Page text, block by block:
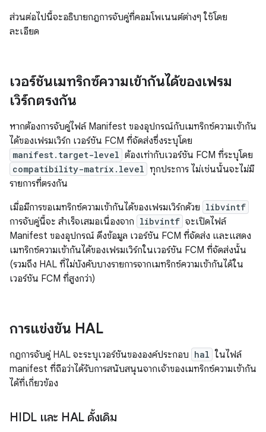
ส่วนต่อไปนี้จะอธิบายกฎการจับคู่ที่คอมโพเนนต์ต่างๆ ใช้โดย
ละเอียด
เวอร์ชันเมทริกซ์ความเข้ากันได้ของเฟรม
เวิร์กตรงกัน
หากต้องการจับคู่ไฟล์ Manifest ของอุปกรณ์กับเมทริกซ์ความเข้ากัน
ได้ของเฟรมเวิร์ก เวอร์ชัน FCM ที่จัดส่งซึ่งระบุโดย
manifest.target-level ต้องเท่ากับเวอร์ชัน FCM ที่ระบุโดย
compatibility-matrix.level ทุกประการ ไม่เช่นนั้นจะไม่มี
รายการที่ตรงกัน
เมื่อมีการขอเมทริกซ์ความเข้ากันได้ของเฟรมเวิร์กด้วย libvintf
การจับคู่นี้จะ สำเร็จเสมอเนื่องจาก libvintf จะเปิดไฟล์
Manifest ของอุปกรณ์ ดึงข้อมูล เวอร์ชัน FCM ที่จัดส่ง และแสดง
เมทริกซ์ความเข้ากันได้ของเฟรมเวิร์กในเวอร์ชัน FCM ที่จัดส่งนั้น
(รวมถึง HAL ที่ไม่บังคับบางรายการจากเมทริกซ์ความเข้ากันได้ใน
เวอร์ชัน FCM ที่สูงกว่า)
การแข่งขัน HAL
กฎการจับคู่ HAL จะระบุเวอร์ชันขององค์ประกอบ hal ในไฟล์
manifest ที่ถือว่าได้รับการสนับสนุนจากเจ้าของเมทริกซ์ความเข้ากัน
ได้ที่เกี่ยวข้อง
HIDL และ HAL ดั้งเดิม